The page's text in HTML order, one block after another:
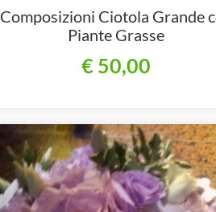
Composizioni Ciotola Grande
Piante Grasse
€ 50,00